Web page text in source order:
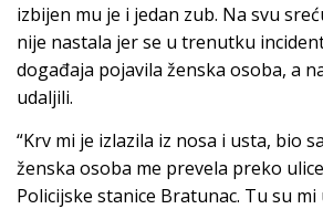
izbijen mu je i jedan zub. Na svu
nije nastala jer se u trenutku
događaja pojavila ženska osoba, a
udaljili.
“Krv mi je izlazila iz nosa i usta, bio
ženska osoba me prevela preko
Policijske stanice Bratunac. Tu su